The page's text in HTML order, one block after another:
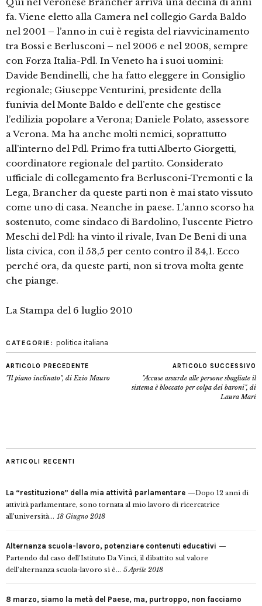
Qui nel Veronese Brancher arriva una decina di anni
fa. Viene eletto alla Camera nel collegio Garda Baldo
nel 2001 – l’anno in cui è regista del riavvicinamento
tra Bossi e Berlusconi – nel 2006 e nel 2008, sempre
con Forza Italia-Pdl. In Veneto ha i suoi uomini:
Davide Bendinelli, che ha fatto eleggere in Consiglio
regionale; Giuseppe Venturini, presidente della
funivia del Monte Baldo e dell’ente che gestisce
l’edilizia popolare a Verona; Daniele Polato, assessore
a Verona. Ma ha anche molti nemici, soprattutto
all’interno del Pdl. Primo fra tutti Alberto Giorgetti,
coordinatore regionale del partito. Considerato
ufficiale di collegamento fra Berlusconi-Tremonti e la
Lega, Brancher da queste parti non è mai stato vissuto
come uno di casa. Neanche in paese. L’anno scorso ha
sostenuto, come sindaco di Bardolino, l’uscente Pietro
Meschi del Pdl: ha vinto il rivale, Ivan De Beni di una
lista civica, con il 53,5 per cento contro il 34,1. Ecco
perché ora, da queste parti, non si trova molta gente
che piange.
La Stampa del 6 luglio 2010
CATEGORIE: politica italiana
ARTICOLO PRECEDENTE
"Il piano inclinato", di Ezio Mauro
ARTICOLO SUCCESSIVO
"Accuse assurde alle persone sbagliate il
sistema è bloccato per colpa dei baroni", di
Laura Mari
ARTICOLI RECENTI
La “restituzione” della mia attività parlamentare
Dopo 12 anni di
attività parlamentare, sono tornata al mio lavoro di ricercatrice
all’università... 18 Giugno 2018
Alternanza scuola-lavoro, potenziare contenuti educativi
Partendo dal caso dell’Istituto Da Vinci, il dibattito sul valore
dell’alternanza scuola-lavoro si è... 5 Aprile 2018
8 marzo, siamo la metà del Paese, ma, purtroppo, non facciamo